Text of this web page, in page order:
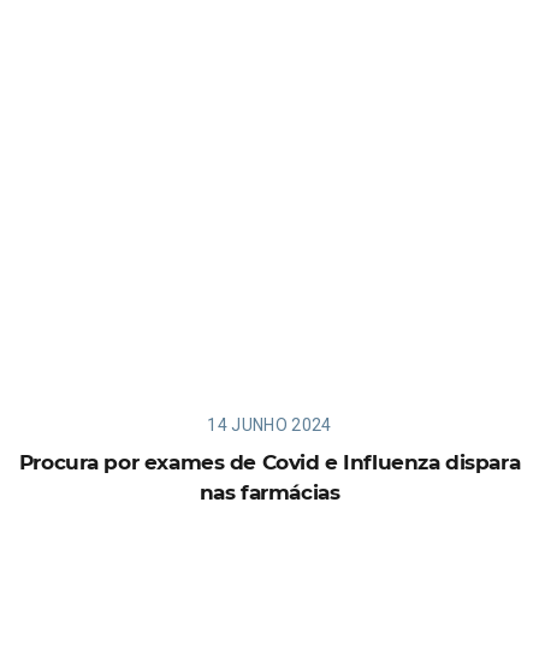
14 JUNHO 2024
Procura por exames de Covid e Influenza dispara
nas farmácias